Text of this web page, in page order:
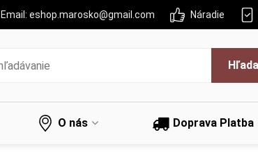
Email: eshop.marosko@gmail.com Náradie
O nás Doprava Platba